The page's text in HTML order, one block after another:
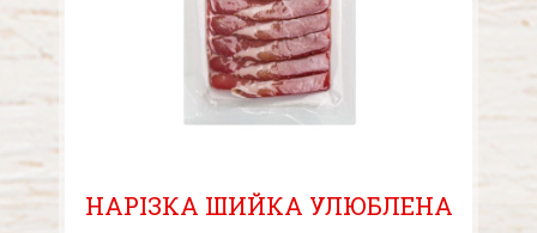
НАРІЗКА ШИЙКА УЛЮБЛЕНА